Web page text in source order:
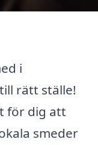
i
rätt ställe!
för dig att
smeder